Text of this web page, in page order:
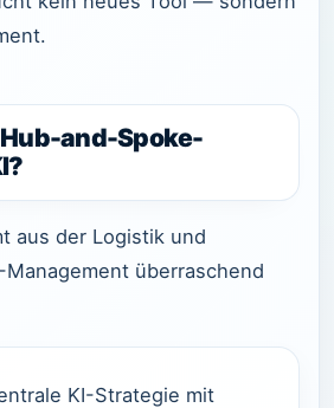
and-Spoke-
aus der Logistik und
überraschend
KI-Strategie mit